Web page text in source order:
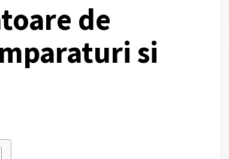
de
si